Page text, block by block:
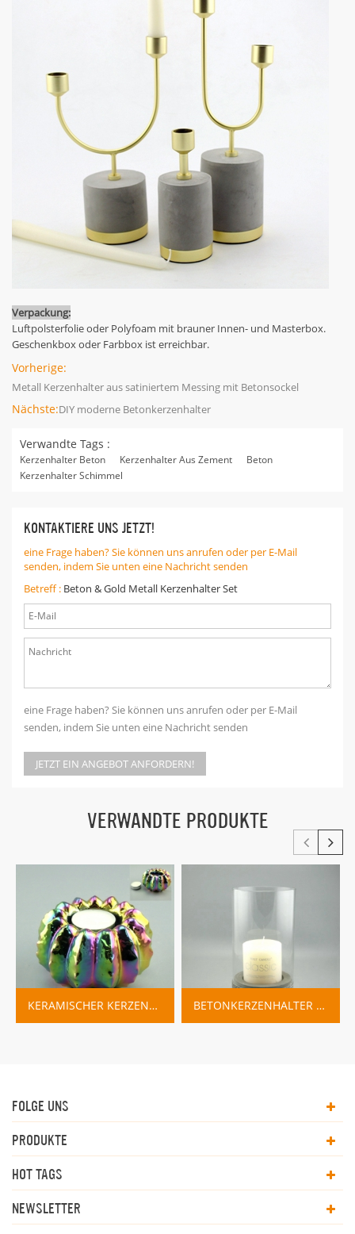
Verpackung:
Luftpolsterfolie oder Polyfoam mit brauner Innen- und Masterbox.
Geschenkbox oder Farbbox ist erreichbar.
Vorherige:
Metall Kerzenhalter aus satiniertem Messing mit Betonsockel
Nächste:DIY moderne Betonkerzenhalter
Verwandte Tags :
Kerzenhalter Beton Kerzenhalter Aus Zement
Beton
Kerzenhalter Schimmel
KONTAKTIERE UNS JETZT!
eine Frage haben? Sie können uns anrufen oder per E-Mail
senden, indem Sie unten eine Nachricht senden
Betreff : Beton & Gold Metall Kerzenhalter Set
eine Frage haben? Sie können uns anrufen oder per E-Mail
senden, indem Sie unten eine Nachricht senden
JETZT EIN ANGEBOT ANFORDERN!
VERWANDTE PRODUKTE
KERAMISCHER KERZENHALTER MIT REGENBOGENÜBERZUG BETONKERZENHALTER MIT GLASSCHIRM UND WEISS LACKIERTER LINIE
FOLGE UNS
PRODUKTE
HOT TAGS
NEWSLETTER